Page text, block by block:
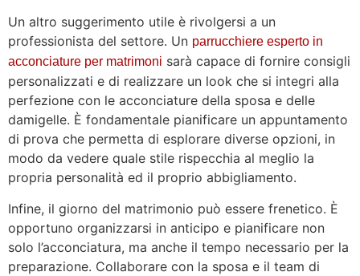
Un altro suggerimento utile è rivolgersi a un
professionista del settore. Un parrucchiere esperto in
acconciature per matrimoni sarà capace di fornire consigli
personalizzati e di realizzare un look che si integri alla
perfezione con le acconciature della sposa e delle
damigelle. È fondamentale pianificare un appuntamento
di prova che permetta di esplorare diverse opzioni, in
modo da vedere quale stile rispecchia al meglio la
propria personalità ed il proprio abbigliamento.
Infine, il giorno del matrimonio può essere frenetico. È
opportuno organizzarsi in anticipo e pianificare non
solo l’acconciatura, ma anche il tempo necessario per la
preparazione. Collaborare con la sposa e il team di